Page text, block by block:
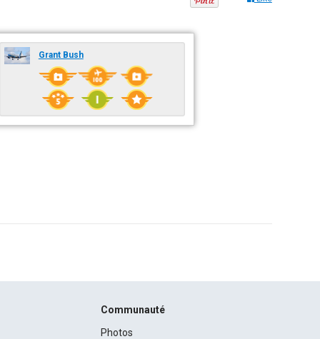
Grant Bush
Communauté
Photos